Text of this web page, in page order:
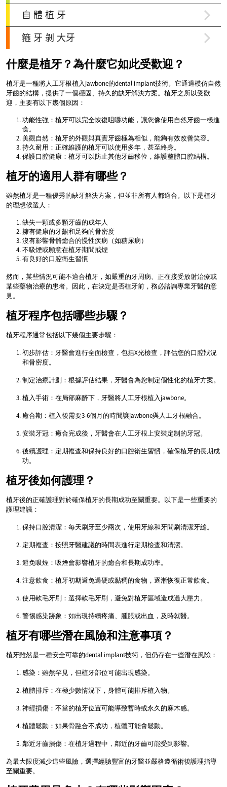
什麼是植牙？為什麼它如此受歡迎？
植牙是一種將人工牙根植入jawbone的dental implant技術。它通過模仿自然
牙齒的結構，提供了一個穩固、持久的缺牙解決方案。植牙之所以受歡
迎，主要有以下幾個原因：
功能性強：植牙可以完全恢復咀嚼功能，讓您像使用自然牙齒一樣進
食。
美觀自然：植牙的外觀與真實牙齒極為相似，能夠有效改善笑容。
持久耐用：正確維護的植牙可以使用多年，甚至終身。
保護口腔健康：植牙可以防止其他牙齒移位，維護整體口腔結構。
植牙的適用人群有哪些？
雖然植牙是一種優秀的缺牙解決方案，但並非所有人都適合。以下是植牙
的理想候選人：
缺失一顆或多顆牙齒的成年人
擁有健康的牙齦和足夠的骨密度
沒有影響骨骼癒合的慢性疾病（如糖尿病）
不吸煙或願意在植牙期間戒煙
有良好的口腔衛生習慣
然而，某些情況可能不適合植牙，如嚴重的牙周病、正在接受放射治療或
某些藥物治療的患者。因此，在決定是否植牙前，務必諮詢專業牙醫的意
見。
植牙程序包括哪些步驟？
植牙程序通常包括以下幾個主要步驟：
初步評估：牙醫會進行全面檢查，包括X光檢查，評估您的口腔狀況
和骨密度。
制定治療計劃：根據評估結果，牙醫會為您制定個性化的植牙方案。
植入手術：在局部麻醉下，牙醫將人工牙根植入jawbone。
癒合期：植入後需要3-6個月的時間讓jawbone與人工牙根融合。
安裝牙冠：癒合完成後，牙醫會在人工牙根上安裝定制的牙冠。
後續護理：定期複查和保持良好的口腔衛生習慣，確保植牙的長期成
功。
植牙後如何護理？
植牙後的正確護理對於確保植牙的長期成功至關重要。以下是一些重要的
護理建議：
保持口腔清潔：每天刷牙至少兩次，使用牙線和牙間刷清潔牙縫。
定期複查：按照牙醫建議的時間表進行定期檢查和清潔。
避免吸煙：吸煙會影響植牙的癒合和長期成功率。
注意飲食：植牙初期避免過硬或黏稠的食物，逐漸恢復正常飲食。
使用軟毛牙刷：選擇軟毛牙刷，避免對植牙區域造成過大壓力。
警惕感染跡象：如出現持續疼痛、腫脹或出血，及時就醫。
植牙有哪些潛在風險和注意事項？
植牙雖然是一種安全可靠的dental implant技術，但仍存在一些潛在風險：
感染：雖然罕見，但植牙部位可能出現感染。
植體排斥：在極少數情況下，身體可能排斥植入物。
神經損傷：不當的植牙位置可能導致暫時或永久的麻木感。
植體鬆動：如果骨融合不成功，植體可能會鬆動。
鄰近牙齒損傷：在植牙過程中，鄰近的牙齒可能受到影響。
為最大限度減少這些風險，選擇經驗豐富的牙醫並嚴格遵循術後護理指導
至關重要。